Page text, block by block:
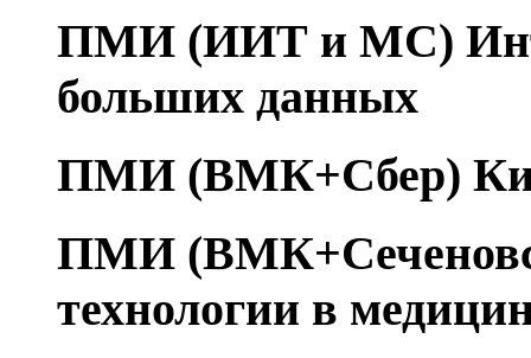
ПМИ (ИИТ и МС)
больших данных
ПМИ (ВМК+Сбер)
ПМИ
технологии в